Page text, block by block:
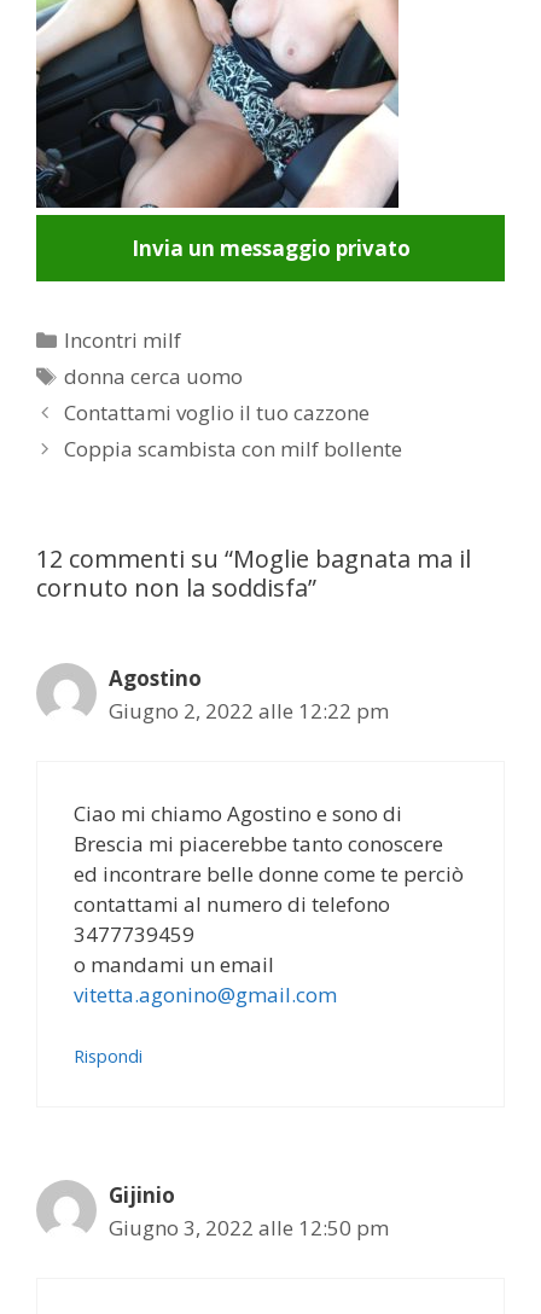
Invia un messaggio privato
Categorie
Incontri milf
Tag
donna cerca uomo
Post
navigation
Contattami voglio il tuo cazzone
Coppia scambista con milf bollente
12 commenti su “Moglie bagnata ma il
cornuto non la soddisfa”
Agostino
Giugno 2, 2022 alle 12:22 pm
Ciao mi chiamo Agostino e sono di
Brescia mi piacerebbe tanto conoscere
ed incontrare belle donne come te perciò
contattami al numero di telefono
3477739459
o mandami un email
vitetta.agonino@gmail.com
Rispondi
Gijinio
Giugno 3, 2022 alle 12:50 pm